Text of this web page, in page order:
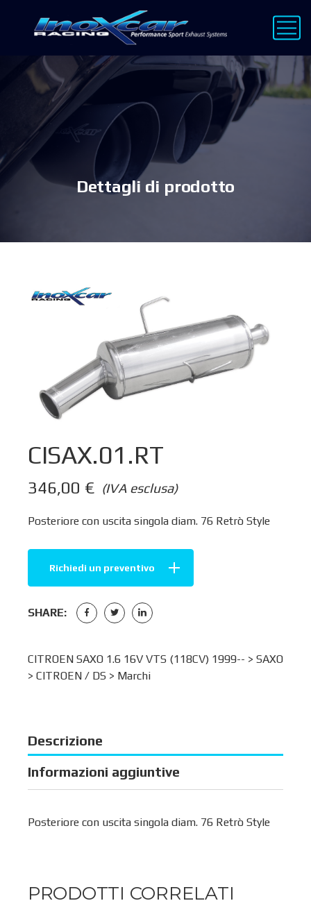
Dettagli di prodotto
CISAX.01.RT
(IVA esclusa)
346,00 €
Posteriore con uscita singola diam. 76 Retrò Style
Richiedi un preventivo
SHARE:
CITROEN SAXO 1.6 16V VTS (118CV) 1999-- > SAXO
> CITROEN / DS > Marchi
Descrizione
Informazioni aggiuntive
Posteriore con uscita singola diam. 76 Retrò Style
PRODOTTI CORRELATI